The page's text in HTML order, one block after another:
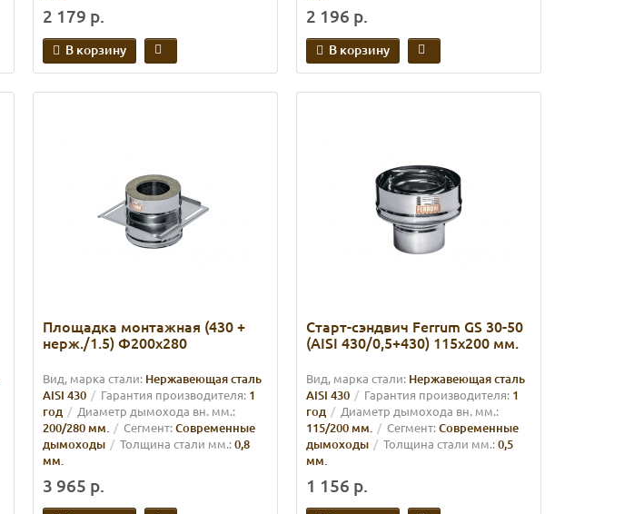
2 179 р.
В корзину
2 196 р.
В корзину
Площадка монтажная (430 +
нерж./1.5) Ф200х280
Вид, марка стали: Нержавеющая сталь
AISI 430
Гарантия производителя: 1
год
Диаметр дымохода вн. мм.:
200/280 мм. Сегмент:Современные
дымоходы
Толщина стали мм.:0,8
мм.
3 965 р.
Старт-сэндвич Ferrum GS 30-50
(AISI 430/0,5+430) 115х200 мм.
Вид, марка стали: Нержавеющая сталь
AISI 430
Гарантия производителя: 1
год
Диаметр дымохода вн. мм.:
115/200 мм. Сегмент:Современные
дымоходы
Толщина стали мм.:0,5
мм.
1 156 р.